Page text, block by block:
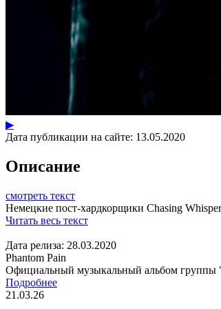
▶
Дата публикации на сайте: 13.05.2020
Описание
смотреть текст
Немецкие пост-хардкорщики Chasing
Читать весь текст
Дата релиза: 28.03.2020
Phantom Pain
Официальный музыкальный альбом группы
Подробнее
21.03.26